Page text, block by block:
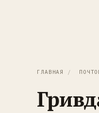
ГЛАВНАЯ /